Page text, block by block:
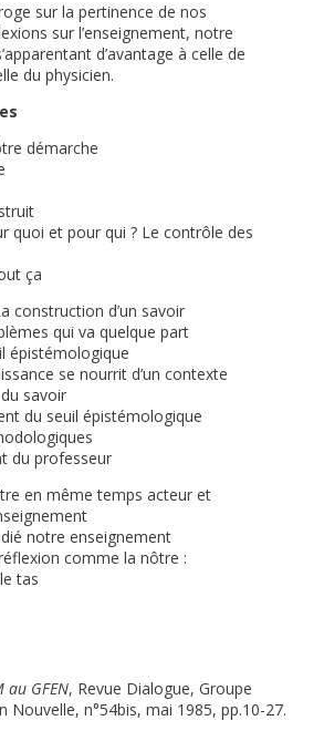
sur la pertinence de nos
sur l’enseignement, notre
d’avantage à celle de
du physicien.
démarche
quoi et pour qui ? Le contrôle des
ça
construction d’un savoir
qui va quelque part
épistémologique
se nourrit d’un contexte
savoir
du seuil épistémologique
du professeur
en même temps acteur et
notre enseignement
comme la nôtre :
tas
au GFEN, Revue Dialogue, Groupe
Nouvelle, n°54bis, mai 1985, pp.10-27.